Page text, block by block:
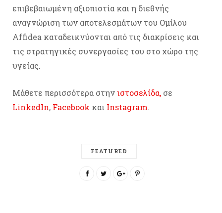
επιβεβαιωμένη αξιοπιστία και η διεθνής
αναγνώριση των αποτελεσμάτων του Ομίλου
Affidea καταδεικνύονται από τις διακρίσεις και
τις στρατηγικές συνεργασίες του στο χώρο της
υγείας.
Μάθετε περισσότερα στηνιστοσελίδα, σε
LinkedIn, Facebook και Instagram.
FEATURED